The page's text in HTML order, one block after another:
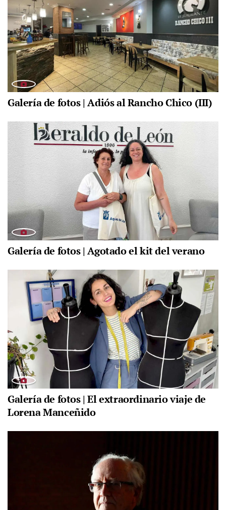
Galería de fotos | Adiós al Rancho Chico (III)
Galería de fotos | Agotado el kit del verano
Galería de fotos | El extraordinario viaje de
Lorena Manceñido